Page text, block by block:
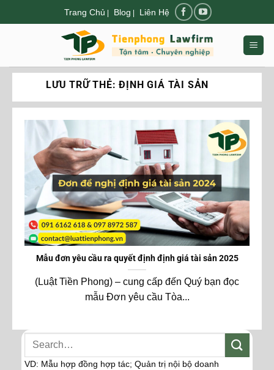
đến
Trang Chủ | Blog | Liên Hệ
LƯU TRỮ THẺ:ĐỊNH GIÁ TÀI SẢN
Mẫu đơn yêu cầu ra quyết định định giá tài sản 2025
(Luật Tiền Phong) – cung cấp đến Quý bạn đọc
mẫu Đơn yêu cầu Tòa...
VD: Mẫu hợp đồng hợp tác; Quản trị nội bộ doanh